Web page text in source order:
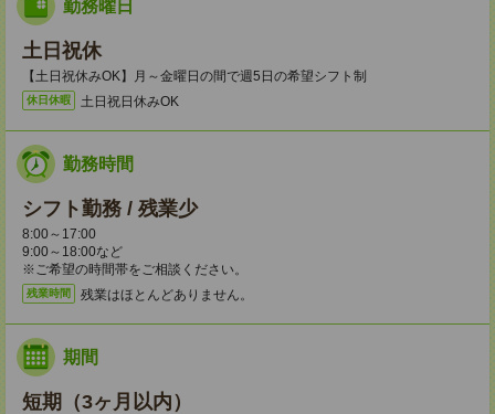
勤務曜日
土日祝休
【土日祝休みOK】月～金曜日の間で週5日の希望シフト制
休日休暇 土日祝日休みOK
勤務時間
シフト勤務 / 残業少
8:00～17:00
9:00～18:00など
※ご希望の時間帯をご相談ください。
残業時間 残業はほとんどありません。
期間
短期（3ヶ月以内）